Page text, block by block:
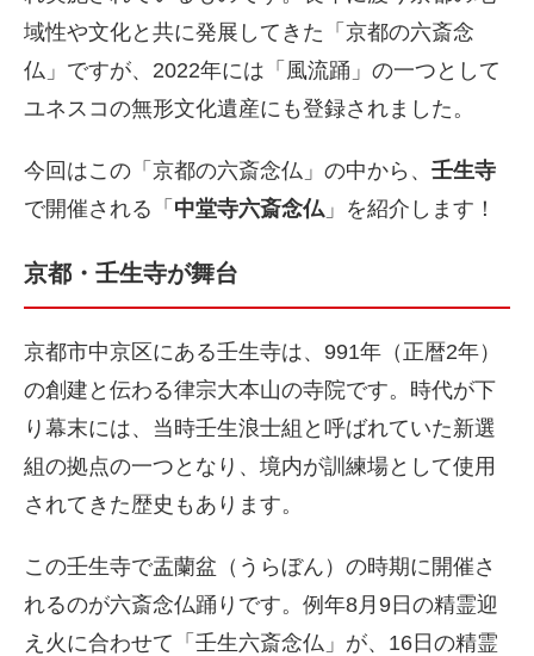
域性や文化と共に発展してきた「京都の六斎念
仏」ですが、2022年には「風流踊」の一つとして
ユネスコの無形文化遺産にも登録されました。
今回はこの「京都の六斎念仏」の中から、 壬生寺
で開催される「 中堂寺六斎念仏」を紹介します！
京都・壬生寺が舞台
京都市中京区にある壬生寺は、991年（正暦2年）
の創建と伝わる律宗大本山の寺院です。時代が下
り幕末には、当時壬生浪士組と呼ばれていた新選
組の拠点の一つとなり、境内が訓練場として使用
されてきた歴史もあります。
この壬生寺で盂蘭盆（うらぼん）の時期に開催さ
れるのが六斎念仏踊りです。例年8月9日の精霊迎
え火に合わせて「壬生六斎念仏」が、16日の精霊